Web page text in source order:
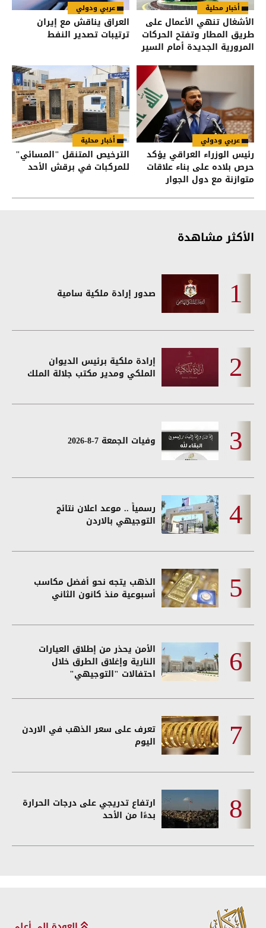
أخبار محلية
الأشغال تنهي الأعمال على
طريق المطار وتفتح الحركات
المرورية الجديدة أمام السير
عربي ودولي
العراق يناقش مع إيران
ترتيبات تصدير النفط
عربي ودولي
رئيس الوزراء العراقي يؤكد
حرص بلاده على بناء علاقات
متوازنة مع دول الجوار
أخبار محلية
الترخيص المتنقل "المسائي"
للمركبات في برقش الأحد
الأكثر مشاهدة
صدور إرادة ملكية سامية
إرادة ملكية برئيس الديوان
الملكي ومدير مكتب جلالة الملك
وفيات الجمعة 7-8-2026
رسمياً .. موعد اعلان نتائج
التوجيهي بالاردن
الذهب يتجه نحو أفضل مكاسب
أسبوعية منذ كانون الثاني
الأمن يحذر من إطلاق العيارات
النارية وإغلاق الطرق خلال
احتفالات "التوجيهي"
تعرف على سعر الذهب في الاردن
اليوم
ارتفاع تدريجي على درجات الحرارة
بدءًا من الأحد